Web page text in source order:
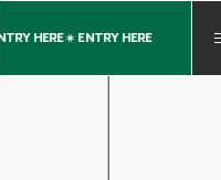
ENTRY HERE ENTRY HERE